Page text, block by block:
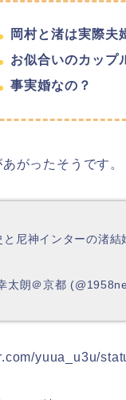
岡村と渚は実際夫
お似合いのカップ
事実婚なの？
がったそうです。
と尼神インターの渚結
太朗＠京都
yuua_u3u/